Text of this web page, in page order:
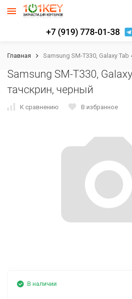
+7 (919) 778-01-38
Главная Samsung SM-T330, Galaxy Tab
Samsung SM-T330,
тачскрин, черный
К сравнению В избранное
В наличии